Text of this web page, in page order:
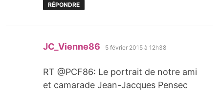
RÉPONDRE
JC_Vienne86 dit :
5 février 2015 à 12h38
RT @PCF86: Le portrait de notre ami
et camarade Jean-Jacques Pensec